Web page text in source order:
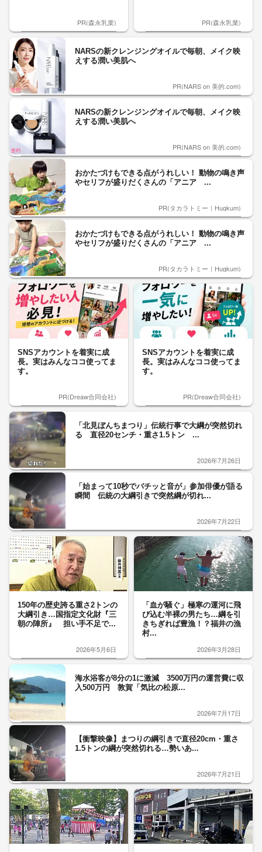
PR(森永乳業) PR(森永乳業)
NARSの新クレンジングオイルで毎朝、メイク映
えする潤い美肌へ
PR(NARS on 美的.com)
NARSの新クレンジングオイルで毎朝、メイク映
えする潤い美肌へ
PR(NARS on 美的.com)
おかたづけもできる点がうれしい！ 動物の鳴き声
やセリフが盛りだくさんの「アニア ...
PR(タカラトミー｜Hugkum)
おかたづけもできる点がうれしい！ 動物の鳴き声
やセリフが盛りだくさんの「アニア ...
PR(タカラトミー｜Hugkum)
SNSアカウントを着実に成
長。実はみんなココ使ってま
す。
PR(Dreaw合同会社)
SNSアカウントを着実に成
長。実はみんなココ使ってま
す。
PR(Dreaw合同会社)
「北見ぼんちまつり」伝統行事で大綱が突然切れ
る 直径20センチ・重さ1.5トン ...
2026年7月26日
「始まって10秒でバチッと音が」参加俳優が語る
瞬間 伝統の大綱引きで突然綱が切れ...
2026年7月22日
150年の歴史誇る重さ2トンの
大綱引き…国指定文化財『三
朝の陣所』 担い手不足で...
2026年5月6日
「血が騒ぐ」極寒の運河に飛
び込む半裸の男たち…綱を引
きちぎれば豊漁！？福井の漁
村...
2026年3月28日
海水浴客が8分の1に激減 3500万円の運営費に収
入500万円 敦賀「気比の松原...
2026年7月17日
【衝撃映像】まつりの綱引きで直径20cm・重さ
1.5トンの綱が突然切れる…勢いあ...
2026年7月21日